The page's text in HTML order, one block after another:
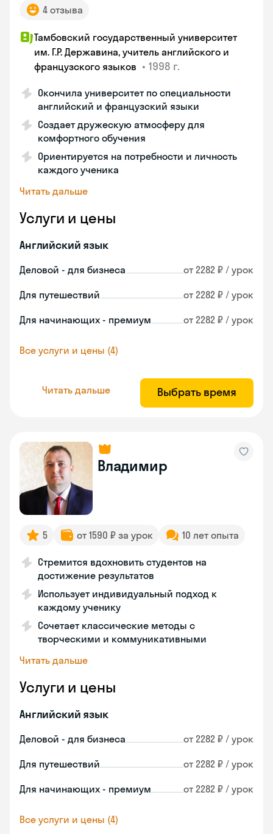
4 отзыва
Тамбовский государственный университет
им. Г.Р. Державина, учитель английского и
французского языков • 1998 г.
Окончила университет по специальности
английский и французский языки
Создает дружескую атмосферу для
комфортного обучения
Ориентируется на потребности и личность
каждого ученика
Читать дальше
Услуги и цены
Английский язык
Деловой - для бизнеса от 2282 ₽ / урок
Для путешествий от 2282 ₽ / урок
Для начинающих - премиум от 2282 ₽ / урок
Все услуги и цены (4)
Читать дальше Выбрать время
Владимир
5 от 1590 ₽ за урок 10 лет опыта
Стремится вдохновить студентов на
достижение результатов
Использует индивидуальный подход к
каждому ученику
Сочетает классические методы с
творческими и коммуникативными
Читать дальше
Услуги и цены
Английский язык
Деловой - для бизнеса от 2282 ₽ / урок
Для путешествий от 2282 ₽ / урок
Для начинающих - премиум от 2282 ₽ / урок
Все услуги и цены (4)